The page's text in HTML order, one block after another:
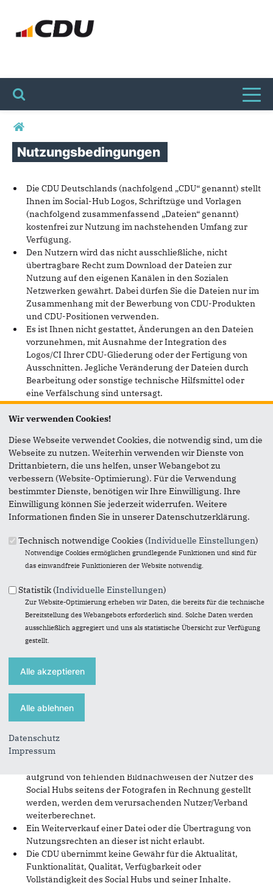
Sie sind hier
Nutzungsbedingungen
Die CDU Deutschlands (nachfolgend „CDU“ genannt) stellt
Ihnen im Social-Hub Logos, Schriftzüge und Vorlagen
(nachfolgend zusammenfassend „Dateien“ genannt)
kostenfrei zur Nutzung im nachstehenden Umfang zur
Verfügung.
Den Nutzern wird das nicht ausschließliche, nicht
übertragbare Recht zum Download der Dateien zur
Nutzung auf den eigenen Kanälen in den Sozialen
Netzwerken gewährt. Dabei dürfen Sie die Dateien nur im
Zusammenhang mit der Bewerbung von CDU-Produkten
und CDU-Positionen verwenden.
Es ist Ihnen nicht gestattet, Änderungen an den Dateien
vorzunehmen, mit Ausnahme der Integration des
Logos/CI Ihrer CDU-Gliederung oder der Fertigung von
Ausschnitten. Jegliche Veränderung der Dateien durch
Bearbeitung oder sonstige technische Hilfsmittel oder
eine Verfälschung sind untersagt.
Die Dateien dürfen nicht für satirische oder
diffamierende Zwecke verwendet werden. Missachtung
Es ist Ihnen verboten, die Dateien in Artikel, Werbemittel
bzw. in Werbeträgern zu integrieren, deren Inhalte gegen
gesetzliche Bestimmungen und/ oder die guten Sitten
verstoßen, d.h. insbesondere gewaltverherrlichende oder
sexuell anzügliche Inhalte, sowie diskriminierende,
beleidigende oder verleumderische Aussagen
hinsichtlich Rasse, Geschlecht, Religion, Nationalität,
Umfang und Inhalte des Social Hub stehen im Ermessen
der CDU und können jederzeit von der CDU geändert
Die von der CDU ggf. angebrachte Urheberbezeichnungen
oder sonstigen Kennungen dürfen von Ihnen nicht
verändert oder entfernt werden. Das ggf. angegebene
Copyright ist bei jeder Verwendung zu nennen und gut
sichtbar und unverwechselbar im Bild oder in dessen
Ausnahmefall im Impressum zu erfolgen. Bei Social
Media-Verwendungen klein (aber noch lesbar!) im Bild, im
Die CDU-Bundesgeschäftsstelle bietet das gesamte
Voraussetzung für alle Verwendungen ist eine Angabe
des Fotografen/Urhebers nach §13 UrhG. Zusätzliche
aufgrund von fehlenden Bildnachweisen der Nutzer des
Social Hubs seitens der Fotografen in Rechnung gestellt
werden, werden dem verursachenden Nutzer/Verband
weiterberechnet.
Ein Weiterverkauf einer Datei oder die Übertragung von
Nutzungsrechten an dieser ist nicht erlaubt.
Die CDU übernimmt keine Gewähr für die Aktualität,
Funktionalität, Qualität, Verfügbarkeit oder
Vollständigkeit des Social Hubs und seiner Inhalte.
Wir verwenden Cookies!
Diese Webseite verwendet Cookies, die notwendig sind, um die
Webseite zu nutzen. Weiterhin verwenden wir Dienste von
Drittanbietern, die uns helfen, unser Webangebot zu
verbessern (Website-Optimierung). Für die Verwendung
bestimmter Dienste, benötigen wir Ihre Einwilligung. Ihre
Einwilligung können Sie jederzeit widerrufen. Weitere
Informationen finden Sie in unserer Datenschutzerklärung.
Technisch notwendige Cookies (Individuelle Einstellungen)
Notwendige Cookies ermöglichen grundlegende Funktionen und sind für
das einwandfreie Funktionieren der Website notwendig.
Statistik (Individuelle Einstellungen)
Zur Website-Optimierung erheben wir Daten, die bereits für die technische
Bereitstellung des Webangebots erforderlich sind. Solche Daten werden
ausschließlich aggregiert und uns als statistische Übersicht zur Verfügung
gestellt.
Datenschutz
Impressum